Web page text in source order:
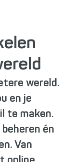
wereld.
en je
te maken.
én
Van